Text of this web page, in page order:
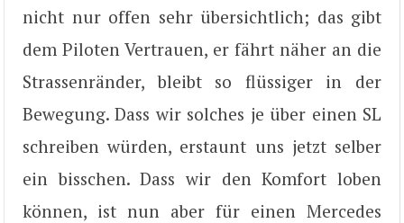
nicht nur offen sehr übersichtlich; das gibt
dem Piloten Vertrauen, er fährt näher an die
Strassenränder, bleibt so flüssiger in der
Bewegung. Dass wir solches je über einen SL
schreiben würden, erstaunt uns jetzt selber
ein bisschen. Dass wir den Komfort loben
können, ist nun aber für einen Mercedes